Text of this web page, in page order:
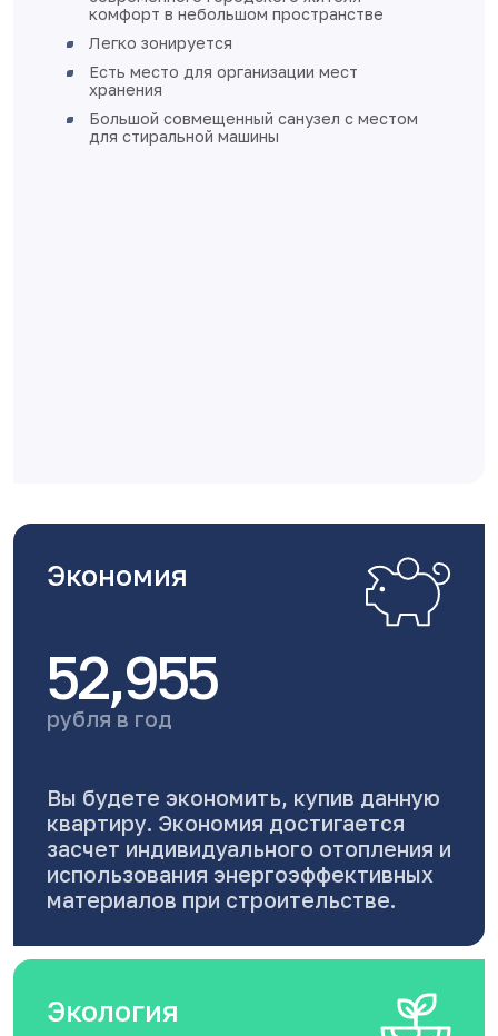
увеличенное остекление, окна
пластиковые с установкой откосов и
подоконников
стены в жилых помещениях, коридорах,
бетона оштукатурены, не зашпаклеваны.
Перегородки из пазогребневых плит
Экономия
52,955
рубля в год
Вы будете экономить, купив данную
квартиру. Экономия достигается
засчет индивидуального отопления и
использования энергоэффективных
материалов при строительстве.
Экология